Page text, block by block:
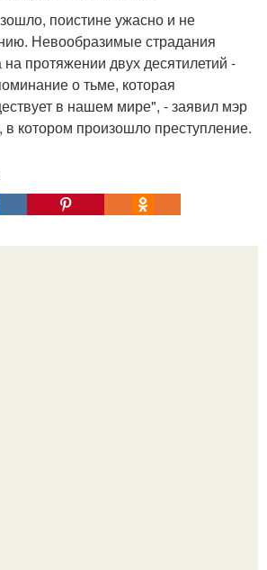
поистине ужасно и не
Невообразимые страдания
протяжении двух десятилетий -
о тьме, которая
в нашем мире", - заявил мэр
в котором произошло преступление.